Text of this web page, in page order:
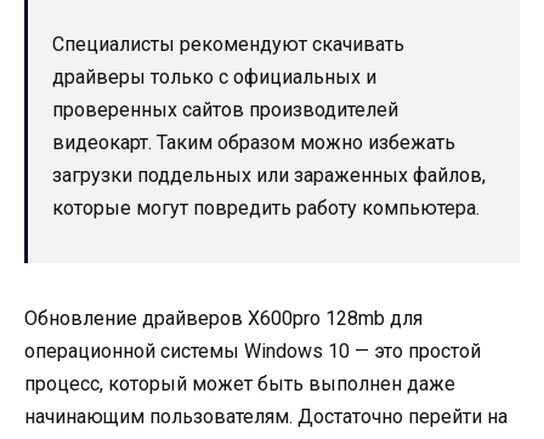
Специалисты рекомендуют скачивать
драйверы только с официальных и
проверенных сайтов производителей
видеокарт. Таким образом можно избежать
загрузки поддельных или зараженных файлов,
которые могут повредить работу компьютера.
Обновление драйверов X600pro 128mb для
операционной системы Windows 10 — это простой
процесс, который может быть выполнен даже
начинающим пользователям. Достаточно перейти на